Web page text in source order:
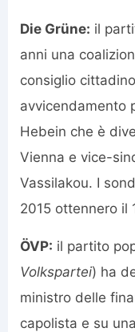
Die Grüne: il
anni una
consiglio
avvicendamento
Hebein che è
Vienna e vice-
Vassilakou. I
2015 ottennero il
ÖVP: il partito
Volkspartei) ha
ministro delle
capolista e su